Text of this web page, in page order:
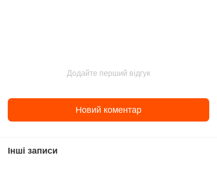
Додайте перший відгук
Новий коментар
Інші записи